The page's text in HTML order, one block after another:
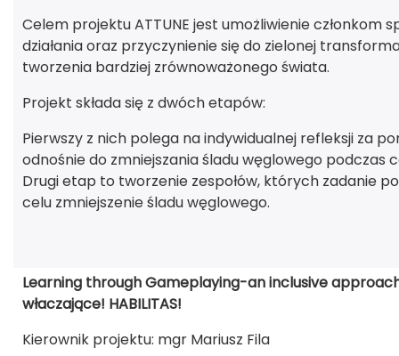
Celem projektu ATTUNE jest umożliwienie członkom
działania oraz przyczynienie się do zielonej
tworzenia bardziej zrównoważonego świata.
Projekt składa się z dwóch etapów:
Pierwszy z nich polega na indywidualnej refleksji za
odnośnie do zmniejszania śladu węglowego podczas
Drugi etap to tworzenie zespołów, których zadanie
celu zmniejszenie śladu węglowego.
Learning through Gameplaying-an inclusive
właczające! HABILITAS!
Kierownik projektu: mgr Mariusz Fila